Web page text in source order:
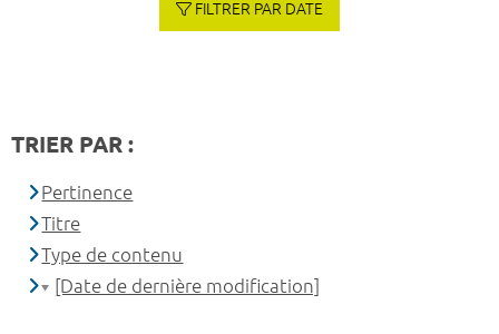
FILTRER PAR DATE
TRIER PAR :
Pertinence
Titre
Type de contenu
[Date de dernière modification]